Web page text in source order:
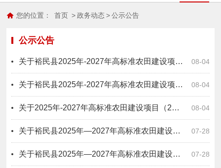
您的位置： 首页 > 政务动态 > 公示公告
公示公告
08-04
关于裕民县2025年-2027年高标准农田建设项目 （2025年八标段）无拖欠农民工工资情况公示
08-04
关于裕民县2025年-2027年高标准农田建设项目 （七标段）无拖欠农民工工资情况公示
08-04
关于2025年-2027年高标准农田建设项目（2025年5标段）无拖欠农民工工资情况公示
07-28
关于裕民县2025年—2027年高标准农田建设项目四标段无拖欠农民工工资情况公示
07-28
关于裕民县2025年—2027年高标准农田建设项目六标段无拖欠农民工工资情况公示